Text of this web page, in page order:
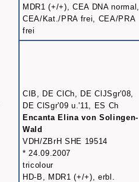
MDR1 (+/+), CEA DNA normal,
CEA/Kat./PRA frei, CEA/PRA
frei
CIB, DE ClCh, DE ClJSgr'08,
DE ClSgr'09 u.'11, ES Ch
Encanta Elina von Solingen-
Wald
VDH/ZBrH SHE 19514
* 24.09.2007
tricolour
HD-B, MDR1 (+/+), erbl.